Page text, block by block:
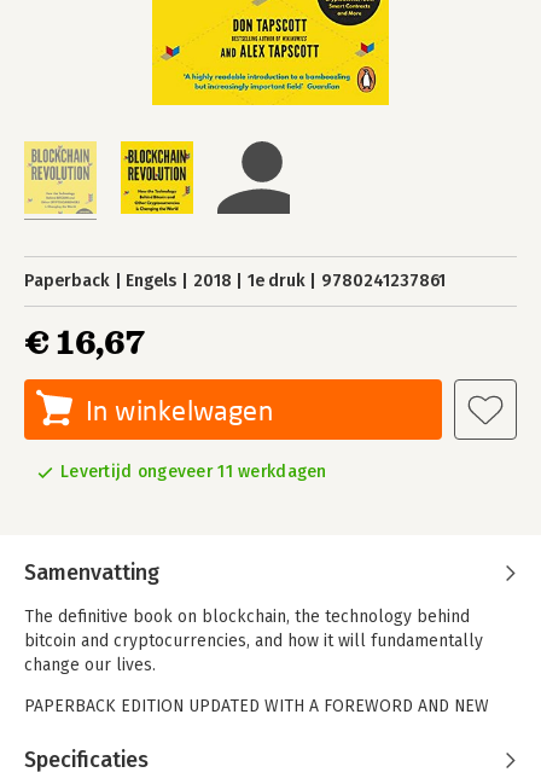
Paperback Engels 2018 1e druk 9780241237861
€ 16,67
In winkelwagen
Levertijd ongeveer 11 werkdagen
Samenvatting
The definitive book on blockchain, the technology behind
bitcoin and cryptocurrencies, and how it will fundamentally
change our lives.
PAPERBACK EDITION UPDATED WITH A FOREWORD AND NEW
Blockchain is the ingeniously simple technology behind Bitcoin.
Specificaties